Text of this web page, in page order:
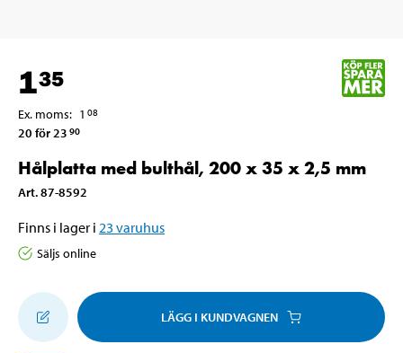
135
Ex. moms: 1 08
20 för 23 90
Hålplatta med bulthål, 200 x 35 x 2,5 mm
Art.87-8592
Finns i lager i 23 varuhus
Säljs online
LÄGG I KUNDVAGNEN